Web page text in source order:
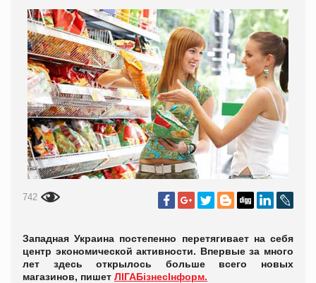
742
Западная Украина постепенно перетягивает на себя
центр экономической активности. Впервые за много
лет здесь открылось больше всего новых
магазинов, пишет ЛIГАБiзнесIнформ.